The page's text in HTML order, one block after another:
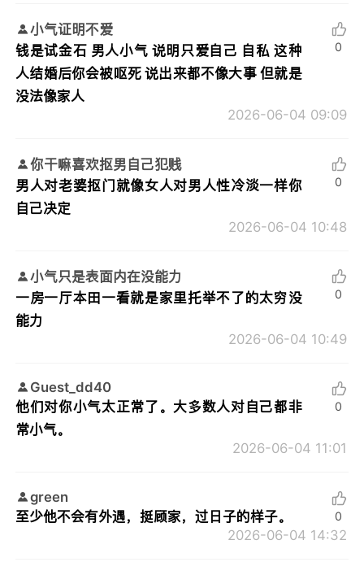
小气证明不爱
钱是试金石 男人小气 说明只爱自己 自私 这种
人结婚后你会被呕死 说出来都不像大事 但就是
没法像家人
2026-06-04 09:09
0
你干嘛喜欢抠男自己犯贱
男人对老婆抠门就像女人对男人性冷淡一样你
自己决定
2026-06-04 10:48
0
小气只是表面内在没能力
一房一厅本田一看就是家里托举不了的太穷没
能力
2026-06-04 10:49
0
Guest_dd40
他们对你小气太正常了。大多数人对自己都非
常小气。
2026-06-04 11:01
0
green
至少他不会有外遇，挺顾家，过日子的样子。
2026-06-04 14:32
0